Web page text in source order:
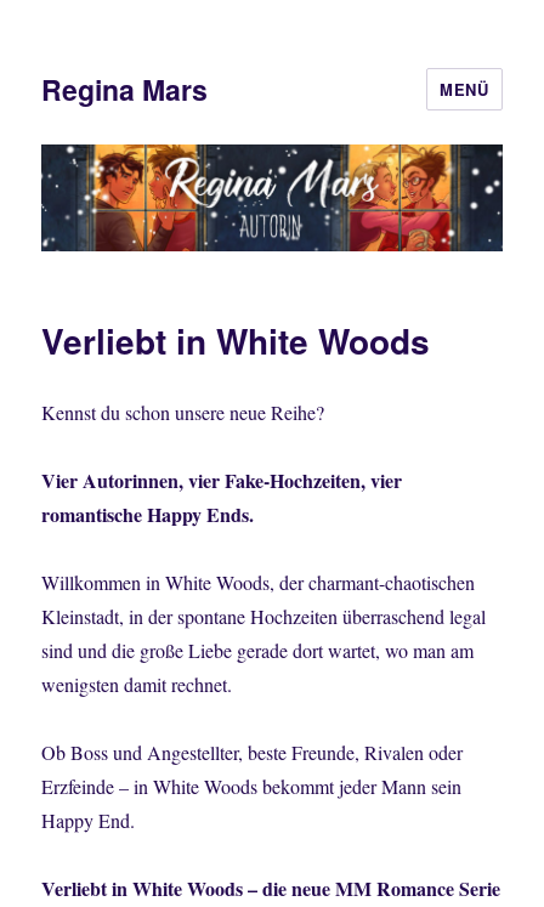
Regina Mars MENÜ
Verliebt in White Woods
Kennst du schon unsere neue Reihe?
Vier Autorinnen, vier Fake-Hochzeiten, vier
romantische Happy Ends.
Willkommen in White Woods, der charmant-chaotischen
Kleinstadt, in der spontane Hochzeiten überraschend legal
sind und die große Liebe gerade dort wartet, wo man am
wenigsten damit rechnet.
Ob Boss und Angestellter, beste Freunde, Rivalen oder
Erzfeinde – in White Woods bekommt jeder Mann sein
Happy End.
Verliebt in White Woods – die neue MM Romance Serie